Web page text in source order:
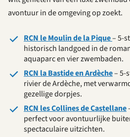
avontuur in de omgeving op zoekt.
RCN le Moulin de la Pique– 5-
historisch landgoed in de
aquaparc en vier zwembaden.
RCN la Bastide en Ardèche– 5-
rivier de Ardèche, met
gezellige dorpjes.
RCN les Collines de Castellane
perfect voor avontuurlijke
spectaculaire uitzichten.